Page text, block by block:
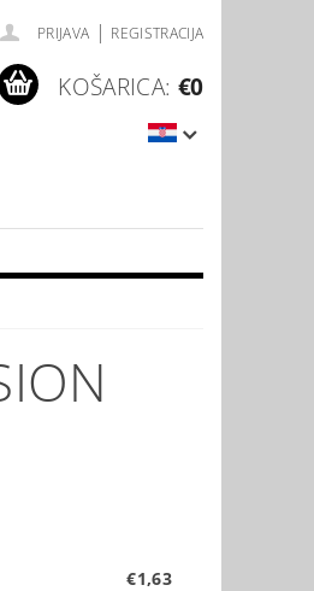
PRIJAVA | REGISTRACIJA
KOŠARICA: €0
KE KARTÁM
€1,63